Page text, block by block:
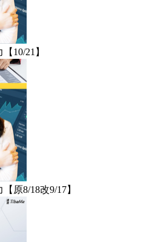
10/21】
原8/18改9/17】